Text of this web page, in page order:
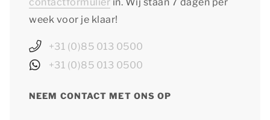
week voor je klaar!
+31 (0)85 013 0500
+31 (0)85 013 0500
NEEM CONTACT MET ONS OP